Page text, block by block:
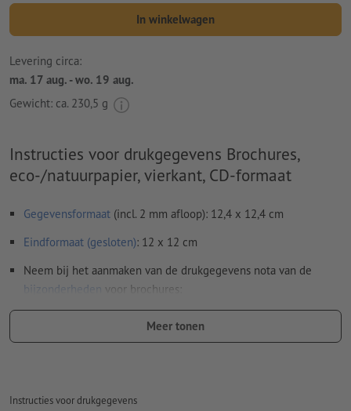
In winkelwagen
Levering circa:
ma. 17 aug. - wo. 19 aug.
Gewicht: ca. 230,5 g
Instructies voor drukgegevens Brochures,
eco-/natuurpapier, vierkant, CD-formaat
Gegevensformaat (incl. 2 mm afloop): 12,4 x 12,4 cm
Eindformaat (gesloten): 12 x 12 cm
Neem bij het aanmaken van de drukgegevens nota van de
bijzonderheden
voor brochures:
Paginavolgorde:
daarvoor hebben wij een pdf-bestand met doorlopende
Meer tonen
Instructies voor drukgegevens